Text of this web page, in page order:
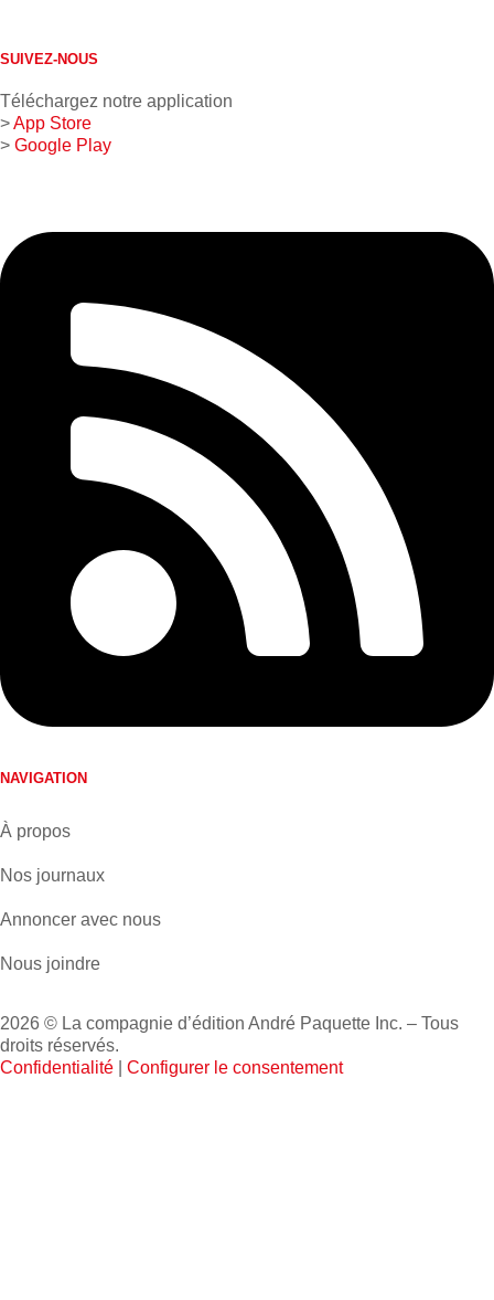
SUIVEZ-NOUS
Téléchargez notre application
>App Store
> Google Play
NAVIGATION
À propos
Nos journaux
Annoncer avec nous
Nous joindre
2026 © La compagnie d’édition André Paquette Inc. – Tous
droits réservés.
Confidentialité
Configurer le consentement